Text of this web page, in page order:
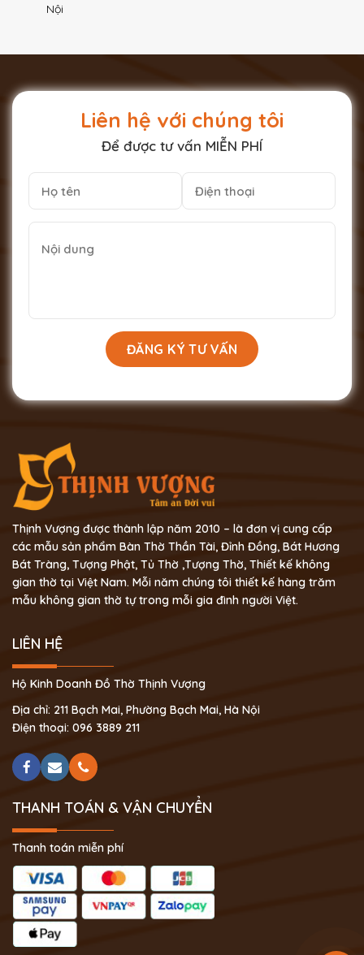
Nội
Liên hệ với chúng tôi
Để được tư vấn MIỄN PHÍ
Thịnh Vượng được thành lập năm 2010 – là đơn vị cung cấp
các mẫu sản phẩm Bàn Thờ Thần Tài, Đỉnh Đồng, Bát Hương
Bát Tràng, Tượng Phật, Tủ Thờ ,Tượng Thờ, Thiết kế không
gian thờ tại Việt Nam. Mỗi năm chúng tôi thiết kế hàng trăm
mẫu không gian thờ tự trong mỗi gia đình người Việt.
LIÊN HỆ
Hộ Kinh Doanh Đồ Thờ Thịnh Vượng
Địa chỉ: 211 Bạch Mai, Phường Bạch Mai, Hà Nội
Điện thoại: 096 3889 211
THANH TOÁN & VẬN CHUYỂN
Thanh toán miễn phí